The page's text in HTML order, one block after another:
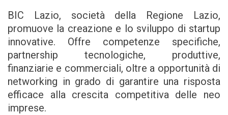
BIC Lazio, società della Regione Lazio,
promuove la creazione e lo sviluppo di startup
innovative. Offre competenze specifiche,
partnership tecnologiche, produttive,
finanziarie e commerciali, oltre a opportunità di
networking in grado di garantire una risposta
efficace alla crescita competitiva delle neo
imprese.